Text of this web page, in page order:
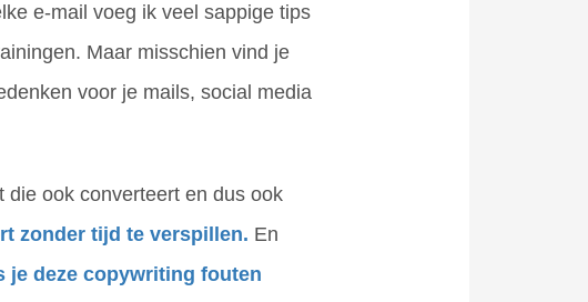
e-mail voeg ik veel sappige tips
Maar misschien vind je
voor je mails, social media
die ook converteert en dus ook
zonder tijd te verspillen. En
je deze copywriting fouten